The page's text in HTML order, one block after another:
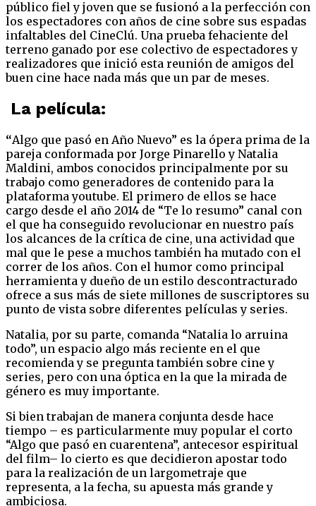
público fiel y joven que se fusionó a la perfección con
los espectadores con años de cine sobre sus espadas
infaltables del CineClú. Una prueba fehaciente del
terreno ganado por ese colectivo de espectadores y
realizadores que inició esta reunión de amigos del
buen cine hace nada más que un par de meses.
La película:
“Algo que pasó en Año Nuevo” es la ópera prima de la
pareja conformada por Jorge Pinarello y Natalia
Maldini, ambos conocidos principalmente por su
trabajo como generadores de contenido para la
plataforma youtube. El primero de ellos se hace
cargo desde el año 2014 de “Te lo resumo” canal con
el que ha conseguido revolucionar en nuestro país
los alcances de la crítica de cine, una actividad que
mal que le pese a muchos también ha mutado con el
correr de los años. Con el humor como principal
herramienta y dueño de un estilo descontracturado
ofrece a sus más de siete millones de suscriptores su
punto de vista sobre diferentes películas y series.
Natalia, por su parte, comanda “Natalia lo arruina
todo”, un espacio algo más reciente en el que
recomienda y se pregunta también sobre cine y
series, pero con una óptica en la que la mirada de
género es muy importante.
Si bien trabajan de manera conjunta desde hace
tiempo – es particularmente muy popular el corto
“Algo que pasó en cuarentena”, antecesor espiritual
del film– lo cierto es que decidieron apostar todo
para la realización de un largometraje que
representa, a la fecha, su apuesta más grande y
ambiciosa.